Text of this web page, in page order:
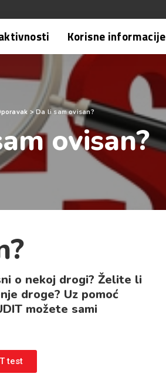
Korisne informacije
>Da li sam ovisan?
ovisan?
o nekoj drogi? Želite li
droge? Uz pomoć
možete sami
test